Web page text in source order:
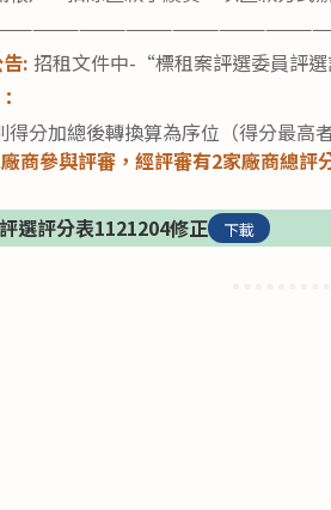
: 招租文件中-“標租案評選委員評
得分加總後轉換算為序位（得分最高
商參與評審，經評審有2家廠商總
選評分表1121204修正
下載